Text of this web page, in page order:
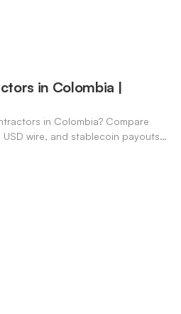
in Colombia |
in Colombia? Compare
wire, and stablecoin payouts.